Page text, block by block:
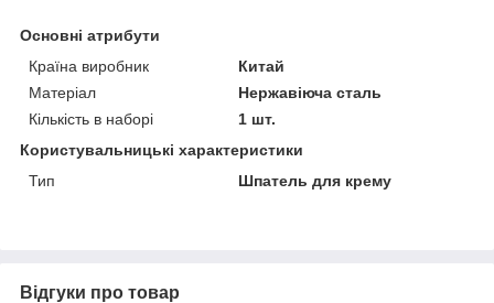
Основні атрибути
Країна виробник
Китай
Матеріал
Нержавіюча сталь
Кількість в наборі
1 шт.
Користувальницькі характеристики
Тип
Шпатель для крему
Відгуки про товар